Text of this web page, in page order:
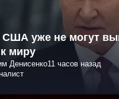
США уже не могут
миру
Денисенко11 часов назад